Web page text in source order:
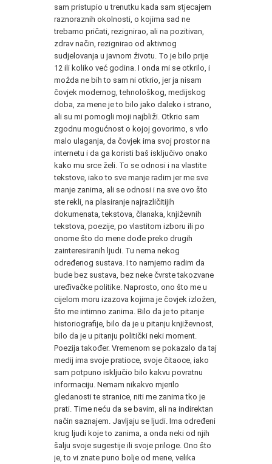
sam pristupio u trenutku kada sam stjecajem
raznoraznih okolnosti, o kojima sad ne
trebamo pričati, rezignirao, ali na pozitivan,
zdrav način, rezignirao od aktivnog
sudjelovanja u javnom životu. To je bilo prije
12 ili koliko već godina. I onda mi se otkrilo, i
možda ne bih to sam ni otkrio, jer ja nisam
čovjek modernog, tehnološkog, medijskog
doba, za mene je to bilo jako daleko i strano,
ali su mi pomogli moji najbliži. Otkrio sam
zgodnu mogućnost o kojoj govorimo, s vrlo
malo ulaganja, da čovjek ima svoj prostor na
internetu i da ga koristi baš isključivo onako
kako mu srce želi. To se odnosi i na vlastite
tekstove, iako to sve manje radim jer me sve
manje zanima, ali se odnosi i na sve ovo što
ste rekli, na plasiranje najrazličitijih
dokumenata, tekstova, članaka, književnih
tekstova, poezije, po vlastitom izboru ili po
onome što do mene dođe preko drugih
zainteresiranih ljudi. Tu nema nekog
određenog sustava. I to namjerno radim da
bude bez sustava, bez neke čvrste takozvane
uređivačke politike. Naprosto, ono što me u
cijelom moru izazova kojima je čovjek izložen,
što me intimno zanima. Bilo da je to pitanje
historiografije, bilo da je u pitanju književnost,
bilo da je u pitanju politički neki moment.
Poezija također. Vremenom se pokazalo da taj
medij ima svoje pratioce, svoje čitaoce, iako
sam potpuno isključio bilo kakvu povratnu
informaciju. Nemam nikakvo mjerilo
gledanosti te stranice, niti me zanima tko je
prati. Time neću da se bavim, ali na indirektan
način saznajem. Javljaju se ljudi. Ima određeni
krug ljudi koje to zanima, a onda neki od njih
šalju svoje sugestije ili svoje priloge. Ono što
je, to vi znate puno bolje od mene, velika